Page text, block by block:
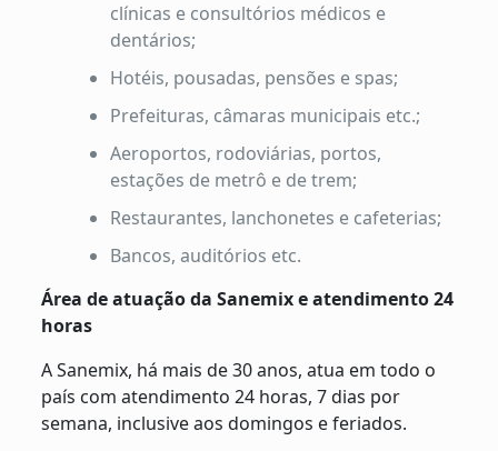
clínicas e consultórios médicos e
dentários;
Hotéis, pousadas, pensões e spas;
Prefeituras, câmaras municipais etc.;
Aeroportos, rodoviárias, portos,
estações de metrô e de trem;
Restaurantes, lanchonetes e cafeterias;
Bancos, auditórios etc.
Área de atuação da Sanemix e atendimento 24
horas
A Sanemix, há mais de 30 anos, atua em todo o
país com atendimento 24 horas, 7 dias por
semana, inclusive aos domingos e feriados.